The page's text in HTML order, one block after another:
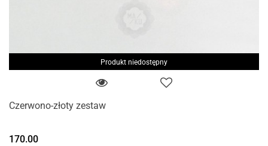
Produkt niedostępny
Czerwono-złoty zestaw
170.00